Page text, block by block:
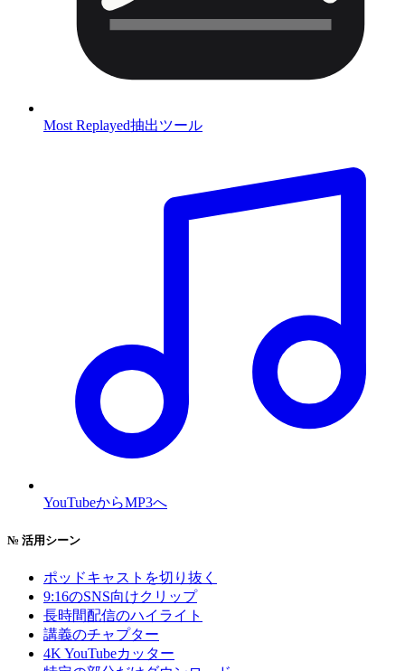
Most Replayed抽出ツール
YouTubeからMP3へ
№ 活用シーン
ポッドキャストを切り抜く
9:16のSNS向けクリップ
長時間配信のハイライト
講義のチャプター
4K YouTubeカッター